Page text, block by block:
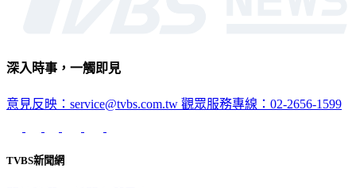
深入時事，一觸即見
意見反映：service@tvbs.com.tw 觀眾服務專線：02-2656-1599
TVBS新聞網